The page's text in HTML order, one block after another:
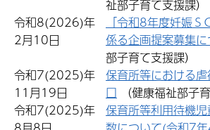
祉部子育て支援課）
令和8(2026)年
2月10日
「令和8年度妊娠
係る企画提案募集
部子育て支援課）
令和7(2025)年
11月19日
保育所等における
口
（健康福祉部子
令和7(2025)年 保育所等利用待機